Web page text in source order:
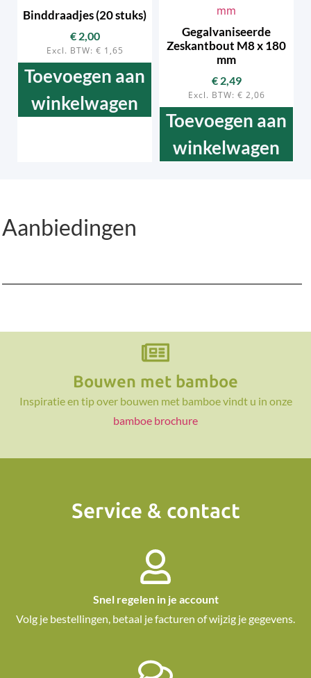
Binddraadjes (20 stuks)
€2,00
Excl. BTW: € 1,65
Toevoegen aan
winkelwagen
Gegalvaniseerde
Zeskantbout M8 x 180
mm
€2,49
Excl. BTW: € 2,06
Toevoegen aan
winkelwagen
Aanbiedingen
Bouwen met bamboe
Inspiratie en tip over bouwen met bamboe vindt u in onze
bamboe brochure
Service & contact
Snel regelen in je account
Volg je bestellingen, betaal je facturen of wijzig je gegevens.